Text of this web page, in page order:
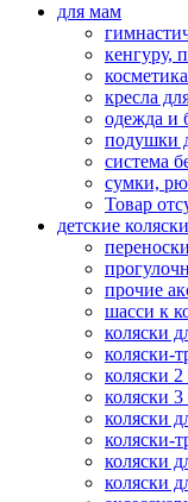
для мам
кенгуру,
кресла
одежда и
подушки
система
сумки,
Товар
детские коляски
прочие
шасси к
коляски
коляски-
коляски 2
коляски 3
коляски
коляски-
коляски
коляски